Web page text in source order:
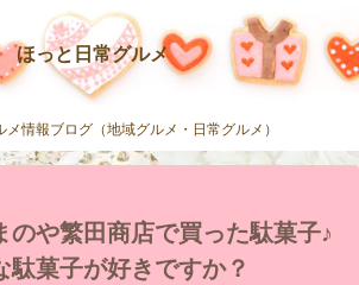
ほっと日常グルメ
メ情報ブログ（地域グルメ・日常グルメ）
のや繁田商店で買った駄菓子♪
駄菓子が好きですか？